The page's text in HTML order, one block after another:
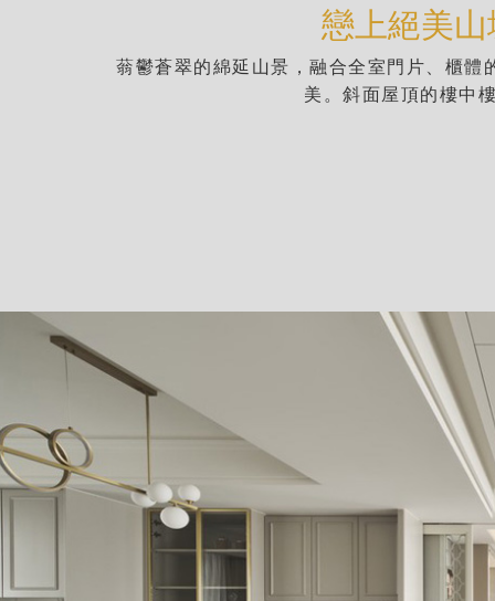
戀上絕美
蓊鬱蒼翠的綿延山景，融合全室門片、櫃
美。斜面屋頂的樓中